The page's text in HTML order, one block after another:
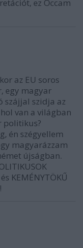
ez Occam
az EU soros
egy magyar
szájjal szidja az
van a világban
politikus?
én szégyellem
magyarázzam
újságban.
KEMÉNYTÖKŰ